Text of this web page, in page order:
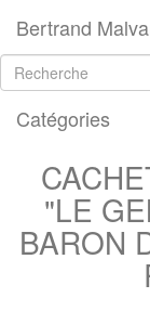
Bertrand
Catégories
"LE
BARON